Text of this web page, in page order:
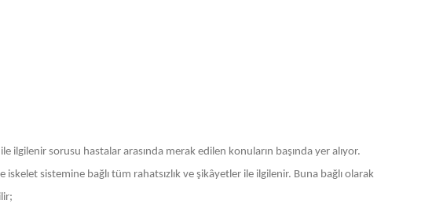
ilgilenir sorusu hastalar arasında merak edilen konuların başında yer alıyor.
sistemine bağlı tüm rahatsızlık ve şikâyetler ile ilgilenir. Buna bağlı olarak